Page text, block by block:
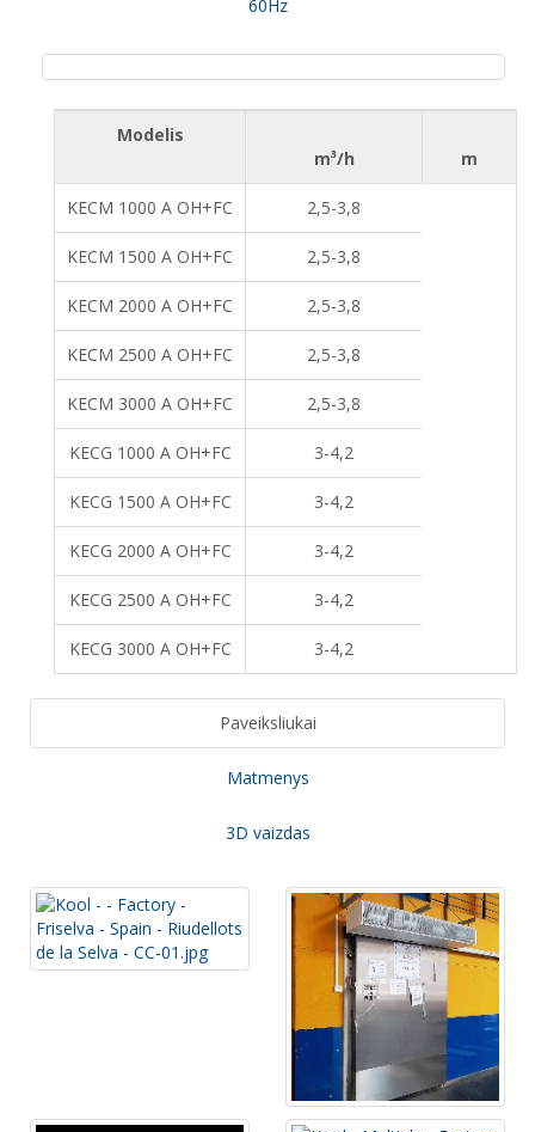
60Hz
Modelis
m³/h
m
KECM 1000 A OH+FC 2,5-3,8
KECM 1500 A OH+FC 2,5-3,8
KECM 2000 A OH+FC 2,5-3,8
KECM 2500 A OH+FC 2,5-3,8
KECM 3000 A OH+FC 2,5-3,8
KECG 1000 A OH+FC 3-4,2
KECG 1500 A OH+FC 3-4,2
KECG 2000 A OH+FC 3-4,2
KECG 2500 A OH+FC 3-4,2
KECG 3000 A OH+FC 3-4,2
Paveiksliukai
Matmenys
3D vaizdas